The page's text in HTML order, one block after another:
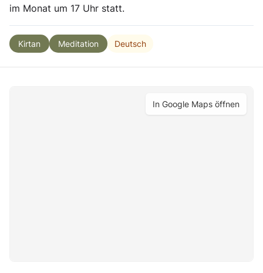
im Monat um 17 Uhr statt.
Kirtan Meditation Deutsch
In Google Maps öffnen